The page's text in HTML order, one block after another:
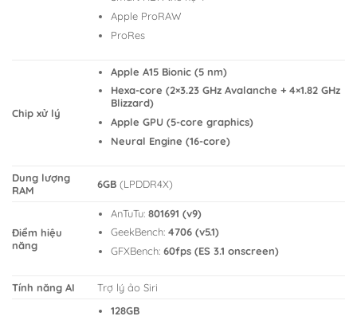
Apple ProRAW
ProRes
Chip xử lý
Apple A15 Bionic (5 nm)
Hexa-core (2×3.23 GHz Avalanche + 4×1.82 GHz
Blizzard)
Apple GPU (5-core graphics)
Neural Engine (16-core)
Dung lượng
RAM
6GB (LPDDR4X)
Điểm hiệu
năng
AnTuTu:801691 (v9)
GeekBench:4706 (v5.1)
GFXBench:60fps (ES 3.1 onscreen)
Tính năng AI Trợ lý ảo Siri
128GB